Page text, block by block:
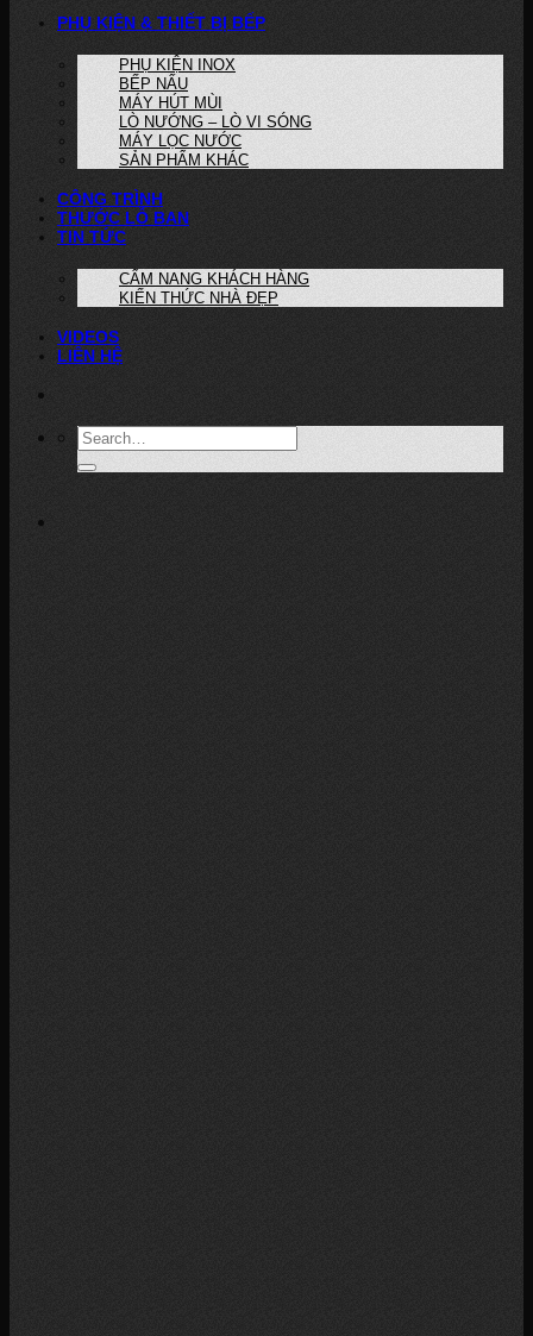
PHỤ KIỆN & THIẾT BỊ BẾP
PHỤ KIỆN INOX
BẾP NẤU
MÁY HÚT MÙI
LÒ NƯỚNG – LÒ VI SÓNG
MÁY LỌC NƯỚC
SẢN PHẨM KHÁC
CÔNG TRÌNH
THƯỚC LỖ BAN
TIN TỨC
CẨM NANG KHÁCH HÀNG
KIẾN THỨC NHÀ ĐẸP
VIDEOS
LIÊN HỆ